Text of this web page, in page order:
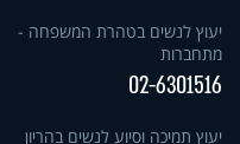
יעוץ לנשים בטהרת המשפחה -
מתחברות
02-6301516
יעוץ תמיכה וסיוע לנשים בהריון